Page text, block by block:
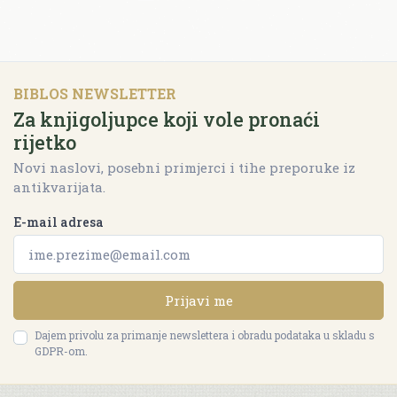
BIBLOS NEWSLETTER
Za knjigoljupce koji vole pronaći
rijetko
Novi naslovi, posebni primjerci i tihe preporuke iz
antikvarijata.
E-mail adresa
Prijavi me
Dajem privolu za primanje newslettera i obradu podataka u skladu s
GDPR-om.